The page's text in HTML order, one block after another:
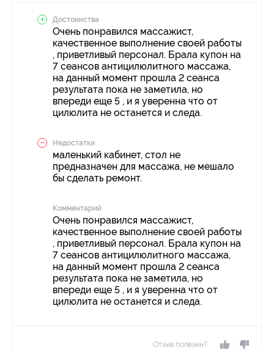
Достоинства
Очень понравился массажист,
качественное выполнение своей работы
, приветливый персонал. Брала купон на
7 сеансов антицилюлитного массажа,
на данный момент прошла 2 сеанса
результата пока не заметила, но
впереди еще 5 , и я уверенна что от
цилюлита не останется и следа.
Недостатки
маленький кабинет, стол не
предназначен для массажа, не мешало
бы сделать ремонт.
Комментарий
Очень понравился массажист,
качественное выполнение своей работы
, приветливый персонал. Брала купон на
7 сеансов антицилюлитного массажа,
на данный момент прошла 2 сеанса
результата пока не заметила, но
впереди еще 5 , и я уверенна что от
цилюлита не останется и следа.
Отзыв полезен?